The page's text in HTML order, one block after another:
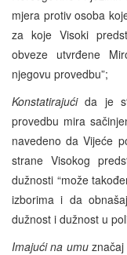
mjera protiv osoba
za koje Visoki
obveze utvrđene
njegovu provedbu”;
Konstatirajućida je
provedbu mira
navedeno da Vijeće
strane Visokog
dužnosti “može
izborima i da
dužnost i dužnost u
Imajući na umu